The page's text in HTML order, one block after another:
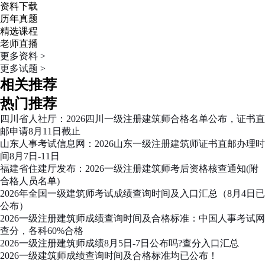
资料下载
历年真题
精选课程
老师直播
更多资料 >
更多试题 >
相关推荐
热门推荐
四川省人社厅：2026四川一级注册建筑师合格名单公布，证书直
邮申请8月11日截止
山东人事考试信息网：2026山东一级注册建筑师证书直邮办理时
间8月7日-11日
福建省住建厅发布：2026一级注册建筑师考后资格核查通知(附
合格人员名单)
2026年全国一级建筑师考试成绩查询时间及入口汇总（8月4日已
公布）
2026一级注册建筑师成绩查询时间及合格标准：中国人事考试网
查分，各科60%合格
2026一级注册建筑师成绩8月5日-7日公布吗?查分入口汇总
2026一级建筑师成绩查询时间及合格标准均已公布！